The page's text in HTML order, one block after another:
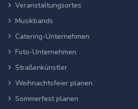
Veranstaltungsortes
Musikbands
Catering-Unternehmen
Foto-Unternehmen
Straßenkünstler
Weihnachtsfeier planen
Sommerfest planen